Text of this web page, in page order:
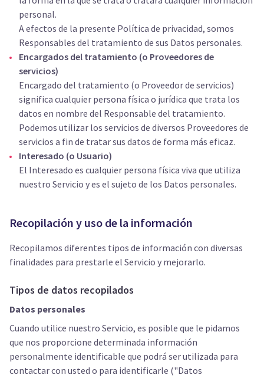
personal.
A efectos de la presente Política de privacidad, somos
Responsables del tratamiento de sus Datos personales.
Encargados del tratamiento (o Proveedores de
servicios)
Encargado del tratamiento (o Proveedor de servicios)
significa cualquier persona física o jurídica que trata los
datos en nombre del Responsable del tratamiento.
Podemos utilizar los servicios de diversos Proveedores de
servicios a fin de tratar sus datos de forma más eficaz.
Interesado (o Usuario)
El Interesado es cualquier persona física viva que utiliza
nuestro Servicio y es el sujeto de los Datos personales.
Recopilación y uso de la información
Recopilamos diferentes tipos de información con diversas
finalidades para prestarle el Servicio y mejorarlo.
Tipos de datos recopilados
Datos personales
Cuando utilice nuestro Servicio, es posible que le pidamos
que nos proporcione determinada información
personalmente identificable que podrá ser utilizada para
contactar con usted o para identificarle ("Datos